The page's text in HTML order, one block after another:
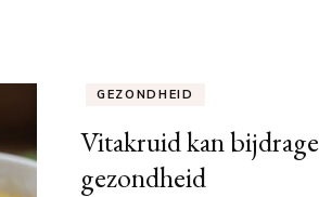
GEZONDHEID
Vitakruid kan
gezondheid